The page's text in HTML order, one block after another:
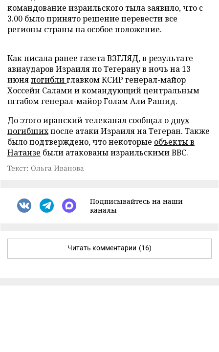
командование израильского тыла заявило, что с
3.00 было принято решение перевести все
регионы страны на особое положение.
Как писала ранее газета ВЗГЛЯД, в результате
авиаударов Израиля по Тегерану в ночь на 13
июняпогиблиглавком КСИР генерал-майор
Хоссейн Салами и командующий центральным
штабом генерал-майор Голам Али Рашид.
До этого иранский телеканал сообщал о двух
погибшихпосле атаки Израиля на Тегеран. Также
было подтверждено, что некоторые объекты в
Натанзе были атакованы израильскими ВВС.
Текст: Ольга Иванова
Подписывайтесь на наши
каналы
Читать комментарии (16)